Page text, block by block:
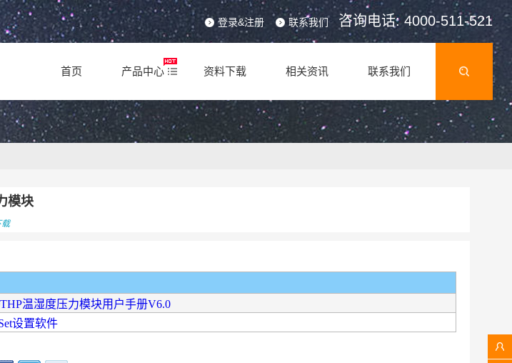
登录&注册 联系我们 咨询电话: 4000-511-521
首页 产品中心 资料下载 相关资讯 联系我们
模块
温湿度压力模块用户手册V6.0
设置软件